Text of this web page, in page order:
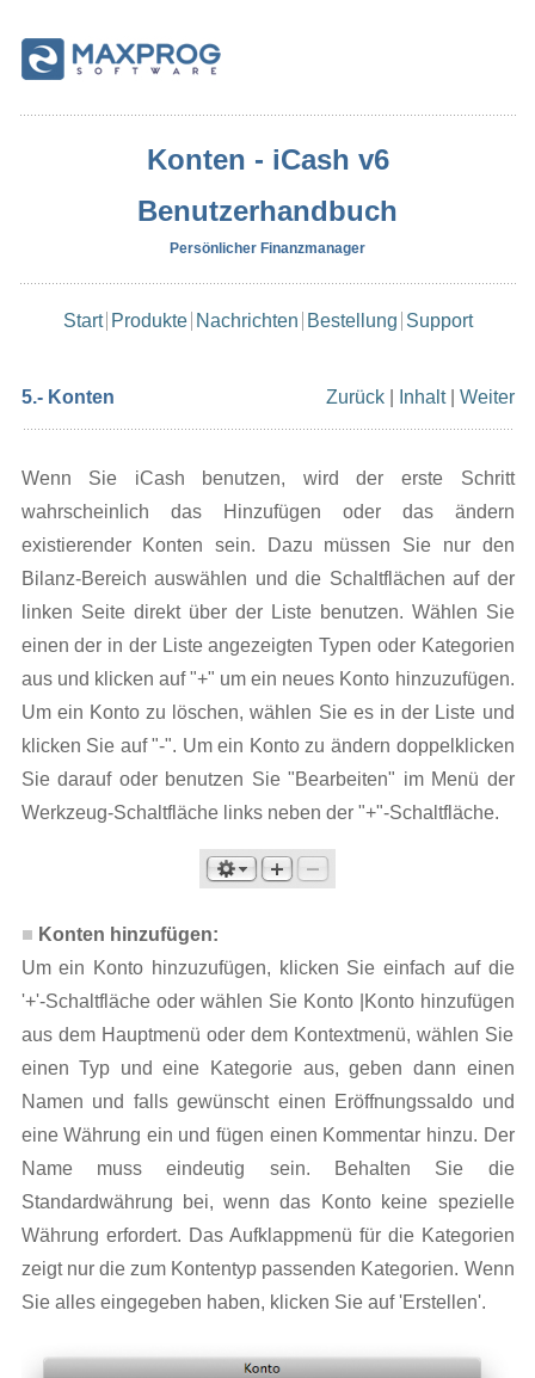
Konten - iCash v6
Benutzerhandbuch
Persönlicher Finanzmanager
Start Produkte Nachrichten Bestellung Support
5.- Konten Zurück| Inhalt| Weiter
Wenn Sie iCash benutzen, wird der erste Schritt
wahrscheinlich das Hinzufügen oder das ändern
existierender Konten sein. Dazu müssen Sie nur den
Bilanz-Bereich auswählen und die Schaltflächen auf der
linken Seite direkt über der Liste benutzen. Wählen Sie
einen der in der Liste angezeigten Typen oder Kategorien
aus und klicken auf "+" um ein neues Konto hinzuzufügen.
Um ein Konto zu löschen, wählen Sie es in der Liste und
klicken Sie auf "-". Um ein Konto zu ändern doppelklicken
Sie darauf oder benutzen Sie "Bearbeiten" im Menü der
Werkzeug-Schaltfläche links neben der "+"-Schaltfläche.
Konten hinzufügen:
Um ein Konto hinzuzufügen, klicken Sie einfach auf die
'+'-Schaltfläche oder wählen Sie Konto |Konto hinzufügen
aus dem Hauptmenü oder dem Kontextmenü, wählen Sie
einen Typ und eine Kategorie aus, geben dann einen
Namen und falls gewünscht einen Eröffnungssaldo und
eine Währung ein und fügen einen Kommentar hinzu. Der
Name muss eindeutig sein. Behalten Sie die
Standardwährung bei, wenn das Konto keine spezielle
Währung erfordert. Das Aufklappmenü für die Kategorien
zeigt nur die zum Kontentyp passenden Kategorien. Wenn
Sie alles eingegeben haben, klicken Sie auf 'Erstellen'.